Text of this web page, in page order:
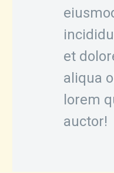
et
aliqua
lorem
auctor!